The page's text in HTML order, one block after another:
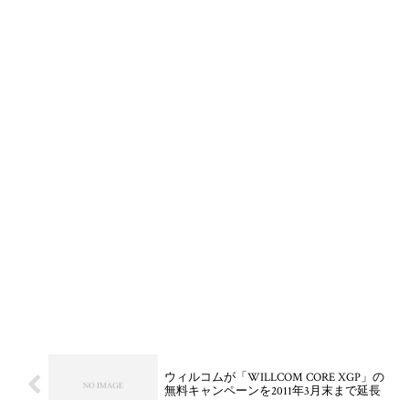
ウィルコムが「WILLCOM CORE XGP」の
無料キャンペーンを2011年3月末まで延長